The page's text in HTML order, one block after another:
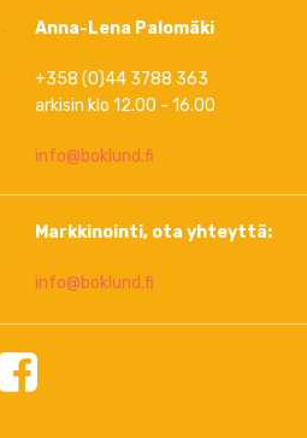
Anna-Lena Palomäki
+358 (0)44 3788 363
arkisin klo 12.00 - 16.00
info@boklund.fi
Markkinointi, ota yhteyttä:
info@boklund.fi